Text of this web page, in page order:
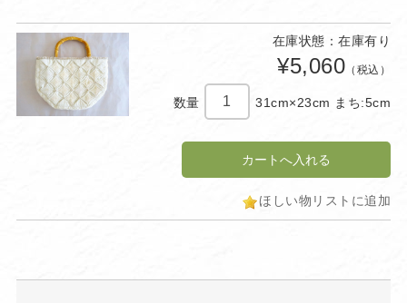
在庫状態：在庫有り
¥5,060 （税込）
数量 31cm×23cm まち:5cm
ほしい物リストに追加